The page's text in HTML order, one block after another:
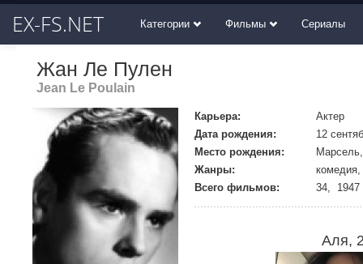
EX-FS.NET Категории Фильмы Сериалы
Жан Ле Пулен
Jean Le Poulain
Карьера:
Актер
Дата рождения:
12
Место рождения:
Жанры:
Всего фильмов:
34, 1947
Аля,